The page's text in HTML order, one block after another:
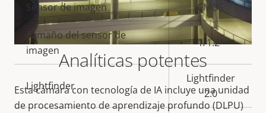
Analíticas potentes
Esta cámara con tecnología de IA incluye una unidad
de procesamiento de aprendizaje profundo (DLPU)
Descripción
de
propiedad
Valor de
la
propiedad
Sensor de imagen CMOS
Tamaño del sensor de
imagen
1/1.2"
Lightfinder
Lightfinder
2.0